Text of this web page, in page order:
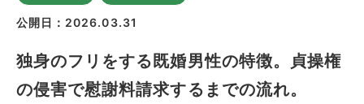
公開日：2026.03.31
独身のフリをする既婚男性の特徴。貞操権
の侵害で慰謝料請求するまでの流れ。